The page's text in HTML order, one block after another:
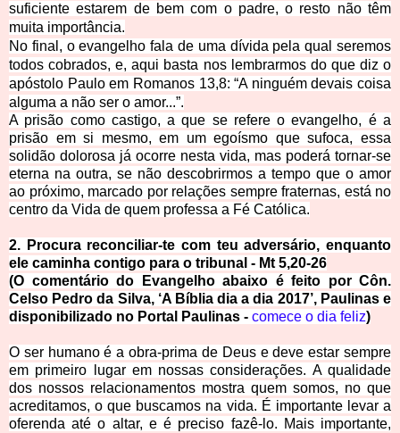
suficiente estarem de bem com o padre, o resto não têm
muita importância.
No final, o evangelho fala de uma dívida pela qual seremos
todos cobrados, e, aqui basta nos lembrarmos do que diz o
apóstolo Paulo em Romanos 13,8: “A ninguém devais coisa
alguma a não ser o amor...”.
A prisão como castigo, a que se refere o evangelho, é a
prisão em si mesmo, em um egoísmo que sufoca, essa
solidão dolorosa já ocorre nesta vida, mas poderá tornar-se
eterna na outra, se não descobrirmos a tempo que o amor
ao próximo, marcado por relações sempre fraternas, está no
centro da Vida de quem professa a Fé Católica.
2. Procura reconciliar-te com teu adversário, enquanto
ele caminha contigo para o tribunal - Mt 5,20-26
(O comentário do Evangelho abaixo é feito por Côn.
Celso Pedro da Silva, ‘A Bíblia dia a dia 2017’, Paulinas e
disponibilizado no Portal Paulinas - comece o dia feliz)
O ser humano é a obra-prima de Deus e deve estar sempre
em primeiro lugar em nossas considerações. A qualidade
dos nossos relacionamentos mostra quem somos, no que
acreditamos, o que buscamos na vida. É importante levar a
oferenda até o altar, e é preciso fazê-lo. Mais importante,